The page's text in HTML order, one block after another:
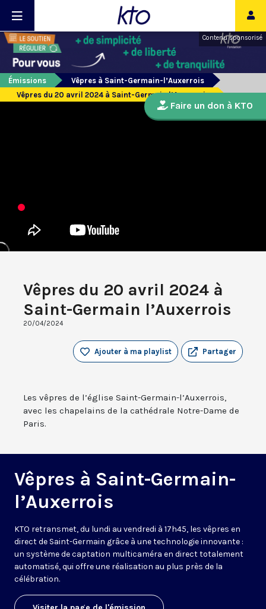
Contenu sponsorisé
Émissions
Vêpres à Saint-Germain-l’Auxerrois
Vêpres du 20 avril 2024 à Saint-Germain l’Auxerrois
Vêpres du 20 avril 2024 à
Saint-Germain l’Auxerrois
20/04/2024
Partager
Ajouter à ma playlist
Les vêpres de l’église Saint-Germain-l’Auxerrois,
avec les chapelains de la cathédrale Notre-Dame de
Paris.
Vêpres à Saint-Germain-
l’Auxerrois
KTO retransmet, du lundi au vendredi à 17h45, les vêpres en
direct de Saint-Germain grâce à une technologie innovante :
un système de captation multicaméra en direct totalement
automatisé, qui offre une réalisation au plus près de la
célébration.
Faire un don à KTO